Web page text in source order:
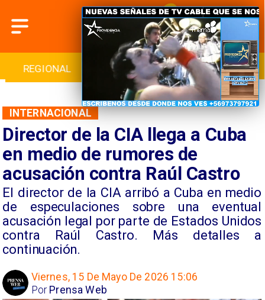
REGIONAL INTERNACIONAL DEPORTES
Director de la CIA llega a Cuba
en medio de rumores de
acusación contra Raúl Castro
El director de la CIA arribó a Cuba en medio
de especulaciones sobre una eventual
acusación legal por parte de Estados Unidos
contra Raúl Castro. Más detalles a
continuación.
INTERNACIONAL
Viernes, 15 De Mayo De 2026 15:06
Prensa Web
Por